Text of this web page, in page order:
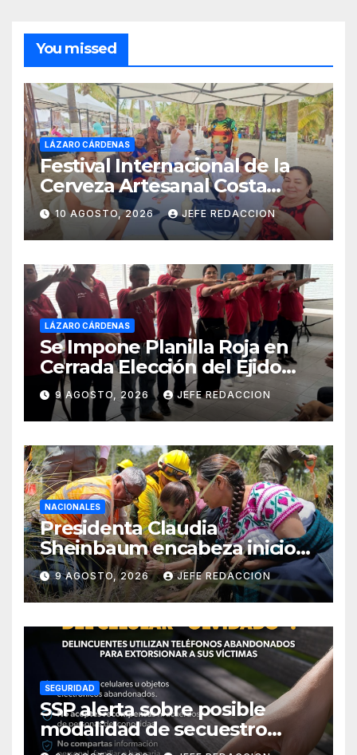
You missed
LÁZARO CÁRDENAS
Festival Internacional de la
Cerveza Artesanal Costa
Michoacán 2026 Cerro su 19ª
Edición
10 AGOSTO, 2026 JEFE REDACCION
LÁZARO CÁRDENAS
Se Impone Planilla Roja en
Cerrada Elección del Ejido
Melchor Ocampo en Lázaro
Cárdenas
9 AGOSTO, 2026 JEFE REDACCION
NACIONALES
Presidenta Claudia
Sheinbaum encabeza inicio
de la Jornada Nacional de
Reforestación 2026
9 AGOSTO, 2026 JEFE REDACCION
SEGURIDAD
SSP alerta sobre posible
modalidad de secuestro
virtual